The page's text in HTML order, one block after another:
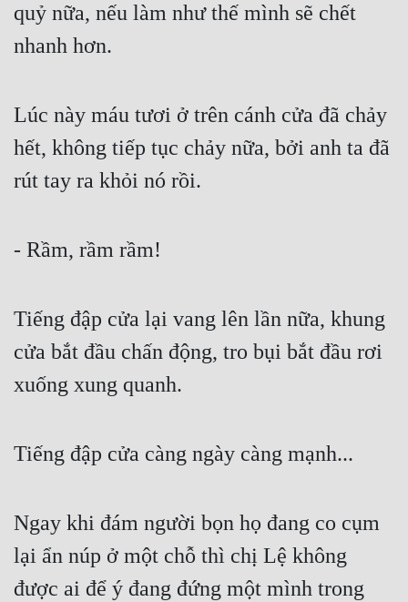
quỷ nữa, nếu làm như thế mình sẽ chết
nhanh hơn.
Lúc này máu tươi ở trên cánh cửa đã chảy
hết, không tiếp tục chảy nữa, bởi anh ta đã
rút tay ra khỏi nó rồi.
- Rầm, rầm rầm!
Tiếng đập cửa lại vang lên lần nữa, khung
cửa bắt đầu chấn động, tro bụi bắt đầu rơi
xuống xung quanh.
Tiếng đập cửa càng ngày càng mạnh...
Ngay khi đám người bọn họ đang co cụm
lại ẩn núp ở một chỗ thì chị Lệ không
được ai để ý đang đứng một mình trong